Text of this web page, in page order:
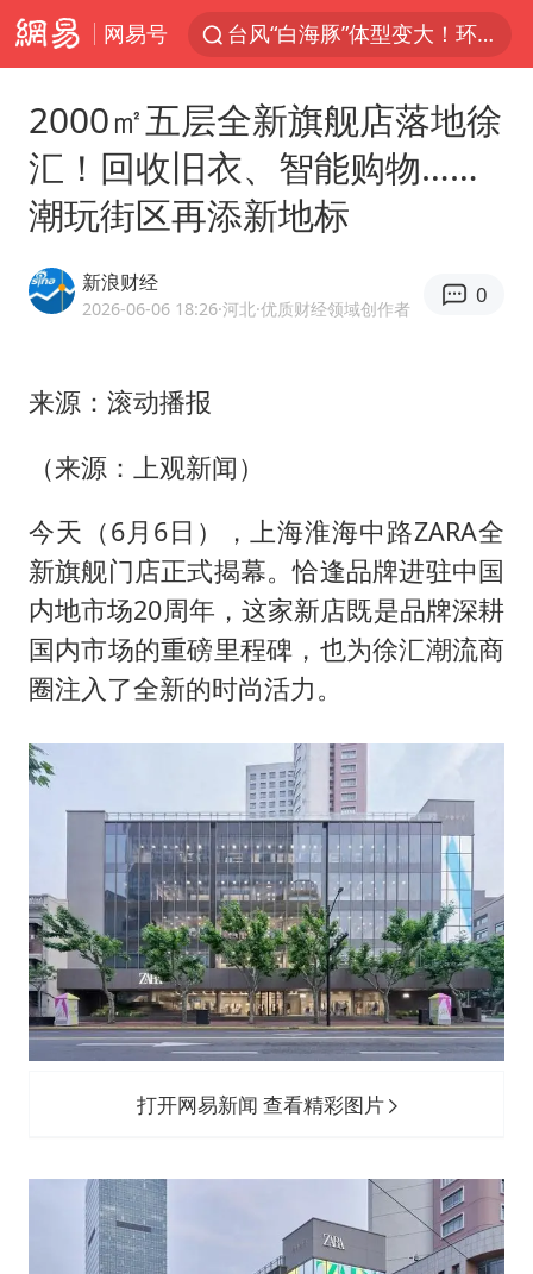
网易号
台风“白海豚”体型变大！环流面积接近13个浙江那么大
汪峰阻止14岁女儿买大牌
王力宏演唱会黄牛带观众藏匿被查获
曝美拒绝乌增购“爱国者”导弹请求
公司“上四休三”但要降薪1000元
改名后的“青海拉面”店
女孩南太行山失联超11天 直击搜寻
东方之约 相约未来
2000㎡五层全新旗舰店落地徐
汇！回收旧衣、智能购物……
潮玩街区再添新地标
新浪财经
2026-06-06 18:26·河北·优质财经领域创作者
0
来源：滚动播报
（来源：上观新闻）
今天（6月6日），上海淮海中路ZARA全
新旗舰门店正式揭幕。恰逢品牌进驻中国
内地市场20周年，这家新店既是品牌深耕
国内市场的重磅里程碑，也为徐汇潮流商
圈注入了全新的时尚活力。
打开网易新闻 查看精彩图片